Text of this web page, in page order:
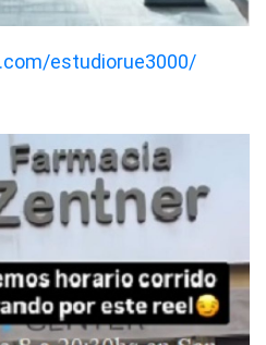
estudiorue3000/